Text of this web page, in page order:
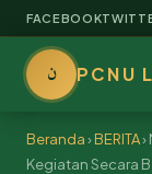
FACEBOOK
ن PCNU
Beranda›BERITA›
Kegiatan Secara